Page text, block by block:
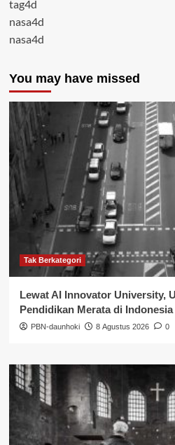
tag4d
nasa4d
nasa4d
You may have missed
Tak Berkategori
Lewat AI Innovator University,
Pendidikan Merata di
PBN-daunhoki 8 Agustus 2026 0